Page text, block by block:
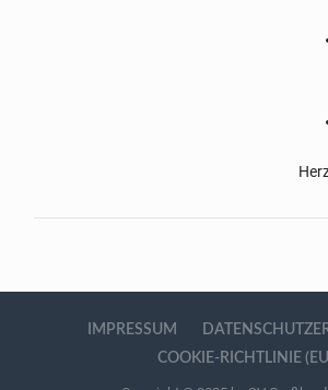
IMPRESSUM
COOKIE-RICHTLINIE